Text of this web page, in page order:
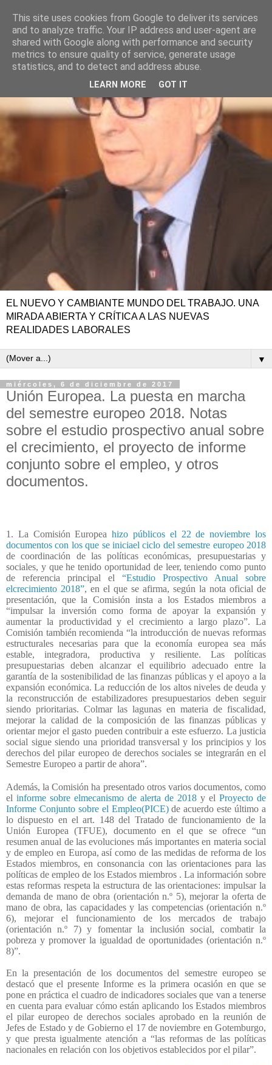
EL NUEVO Y CAMBIANTE MUNDO DEL TRABAJO. UNA
MIRADA ABIERTA Y CRÍTICA A LAS NUEVAS
REALIDADES LABORALES
▼
miércoles, 6 de diciembre de 2017
Unión Europea. La puesta en marcha
del semestre europeo 2018. Notas
sobre el estudio prospectivo anual sobre
el crecimiento, el proyecto de informe
conjunto sobre el empleo, y otros
documentos.
1. La Comisión Europeahizo públicos el 22 de noviembre los
documentos con los que se iniciael ciclo del semestre europeo 2018
de coordinación de las políticas económicas, presupuestarias y
sociales, y que he tenido oportunidad de leer, teniendo como punto
de referencia principal el “Estudio Prospectivo Anual sobre
elcrecimiento 2018”, en el que se afirma, según la nota oficial de
presentación, que la Comisión insta a los Estados miembros a
“impulsar la inversión como forma de apoyar la expansión y
aumentar la productividad y el crecimiento a largo plazo”. La
Comisión también recomienda “la introducción de nuevas reformas
estructurales necesarias para que la economía europea sea más
estable, integradora, productiva y resiliente. Las políticas
presupuestarias deben alcanzar el equilibrio adecuado entre la
garantía de la sostenibilidad de las finanzas públicas y el apoyo a la
expansión económica. La reducción de los altos niveles de deuda y
la reconstrucción de estabilizadores presupuestarios deben seguir
siendo prioritarias. Colmar las lagunas en materia de fiscalidad,
mejorar la calidad de la composición de las finanzas públicas y
orientar mejor el gasto pueden contribuir a este esfuerzo. La justicia
social sigue siendo una prioridad transversal y los principios y los
derechos del pilar europeo de derechos sociales se integrarán en el
Semestre Europeo a partir de ahora”.
Además, la Comisión ha presentado otros varios documentos, como
el informe sobre elmecanismo de alerta de 2018 y el Proyecto de
Informe Conjunto sobre el Empleo(PICE)de acuerdo este último a
lo dispuesto en el art. 148 del Tratado de funcionamiento de la
Unión Europea (TFUE), documento en el que se ofrece “un
resumen anual de las evoluciones más importantes en materia social
y de empleo en Europa, así como de las medidas de reforma de los
Estados miembros, en consonancia con las orientaciones para las
políticas de empleo de los Estados miembros . La información sobre
estas reformas respeta la estructura de las orientaciones: impulsar la
demanda de mano de obra (orientación n.º 5), mejorar la oferta de
mano de obra, las capacidades y las competencias (orientación n.º
6), mejorar el funcionamiento de los mercados de trabajo
(orientación n.º 7) y fomentar la inclusión social, combatir la
pobreza y promover la igualdad de oportunidades (orientación n.º
8)”.
En la presentación de los documentos del semestre europeo se
destacó que el presente Informe es la primera ocasión en que se
pone en práctica el cuadro de indicadores sociales que van a tenerse
en cuenta para evaluar cómo están aplicando los Estados miembros
el pilar europeo de derechos sociales aprobado en la reunión de
Jefes de Estado y de Gobierno el 17 de noviembre en Gotemburgo,
y que presta igualmente atención a “las reformas de las políticas
nacionales en relación con los objetivos establecidos por el pilar”.
This site uses cookies from Google to deliver its services
and to analyze traffic. Your IP address and user-agent are
shared with Google along with performance and security
metrics to ensure quality of service, generate usage
statistics, and to detect and address abuse.
LEARN MORE GOT IT